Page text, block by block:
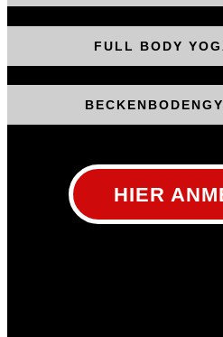
FULL BODY
HIER